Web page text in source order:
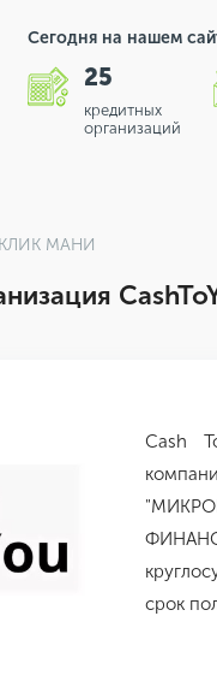
Сегодня на нашем
25
кредитных
организаций
МАНИ
Cash
срок